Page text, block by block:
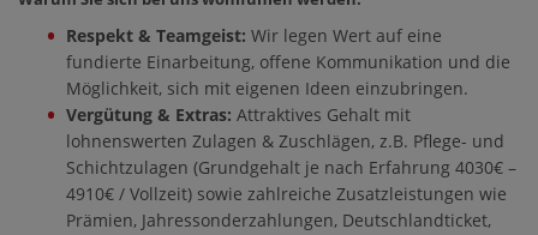
Respekt & Teamgeist: Wir legen Wert auf eine
fundierte Einarbeitung, offene Kommunikation und die
Möglichkeit, sich mit eigenen Ideen einzubringen.
Vergütung & Extras: Attraktives Gehalt mit
lohnenswerten Zulagen & Zuschlägen, z.B. Pflege- und
Schichtzulagen (Grundgehalt je nach Erfahrung 4030€ –
4910€ / Vollzeit) sowie zahlreiche Zusatzleistungen wie
Prämien, Jahressonderzahlungen, Deutschlandticket,